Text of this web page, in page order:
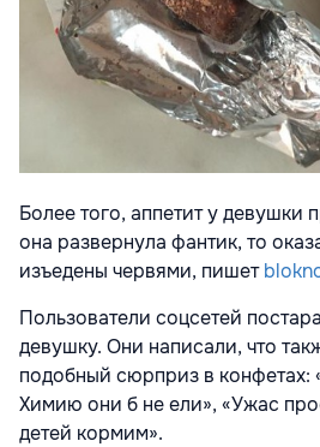
Более того, аппетит у девушки
она развернула фантик, то
изъедены червями, пишет
Пользователи соцсетей
девушку. Они написали, что
подобный сюрприз в конфетах:
Химию они б не ели», «Ужас
детей кормим».